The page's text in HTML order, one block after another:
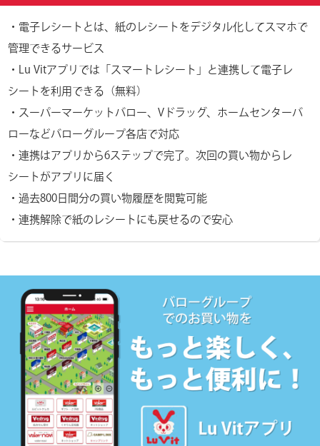
・電子レシートとは、紙のレシートをデジタル化してスマホで
管理できるサービス
・Lu Vitアプリでは「スマートレシート」と連携して電子レ
シートを利用できる（無料）
・スーパーマーケットバロー、Vドラッグ、ホームセンターバ
ローなどバローグループ各店で対応
・連携はアプリから6ステップで完了。次回の買い物からレ
シートがアプリに届く
・過去800日間分の買い物履歴を閲覧可能
・連携解除で紙のレシートにも戻せるので安心